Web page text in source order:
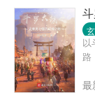
以
路
最